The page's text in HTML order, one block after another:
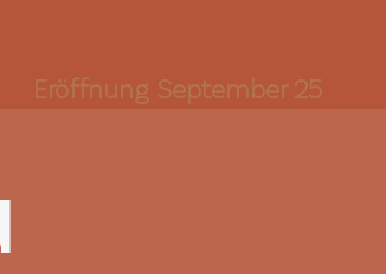
Eröffnung September 25